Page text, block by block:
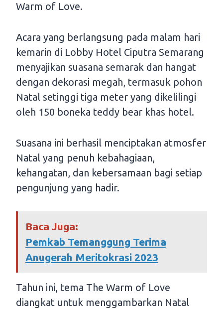
Warm of Love.
Acara yang berlangsung pada malam hari
kemarin di Lobby Hotel Ciputra Semarang
menyajikan suasana semarak dan hangat
dengan dekorasi megah, termasuk pohon
Natal setinggi tiga meter yang dikelilingi
oleh 150 boneka teddy bear khas hotel.
Suasana ini berhasil menciptakan atmosfer
Natal yang penuh kebahagiaan,
kehangatan, dan kebersamaan bagi setiap
pengunjung yang hadir.
Baca Juga:
Pemkab Temanggung Terima
Anugerah Meritokrasi 2023
Tahun ini, tema The Warm of Love
diangkat untuk menggambarkan Natal